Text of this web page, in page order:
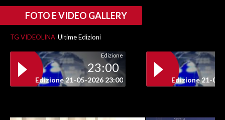
FOTO E VIDEO GALLERY
TG VIDEOLINA Ultime Edizioni
Edizione
23:00
Edizione 21-05-2026 23:00 Edizione 21-05-